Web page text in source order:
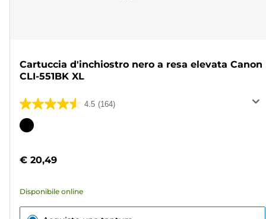
Cartuccia d'inchiostro nero a resa elevata Canon
CLI-551BK XL
4.5 (164)
4.5
su
164
Cartuccia
colori
€ 20,49
Disponibile online